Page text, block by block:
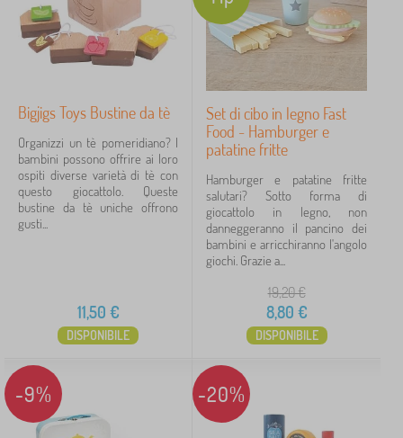
Bigjigs Toys Bustine da tè
Organizzi un tè pomeridiano? I
bambini possono offrire ai loro
ospiti diverse varietà di tè con
questo giocattolo. Queste
bustine da tè uniche offrono
gusti...
11,50 €
DISPONIBILE
Set di cibo in legno Fast
Food - Hamburger e
patatine fritte
Hamburger e patatine fritte
salutari? Sotto forma di
giocattolo in legno, non
danneggeranno il pancino dei
bambini e arricchiranno l'angolo
giochi. Grazie a...
19,20€
8,80 €
DISPONIBILE
-9% -20%